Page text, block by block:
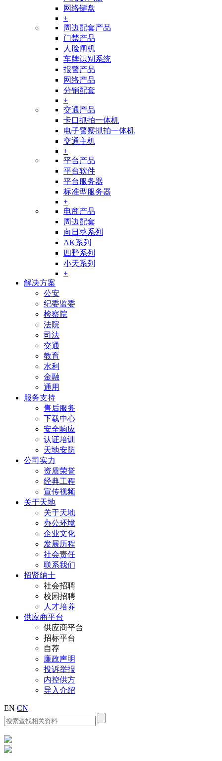
网络键盘
+
周边配套产品
门禁产品
人脸闸机
车牌识别系统
报警产品
网络产品
分销配套
+
交通产品
卡口抓拍一体机
电子警察抓拍一体机
交通主机
+
平台产品
平台软件
平台服务器
标准型服务器
+
电商产品
周边配套
向日葵系列
AK系列
四野系列
小天系列
+
解决方案
公安
纪委监委
检察院
法院
司法
交通
教育
水利
金融
通用
服务支持
售后服务
下载中心
安全响应
认证培训
天地安防
公司实力
资质荣誉
经典工程
宣传视频
关于天地
关于天地
办公环境
企业文化
发展历程
社会责任
联系我们
招贤纳士
社会招聘
校园招聘
人才培养
供应商平台
供应商平台
招标平台
自荐
廉政声明
投诉举报
内控供方
导入介绍
EN CN